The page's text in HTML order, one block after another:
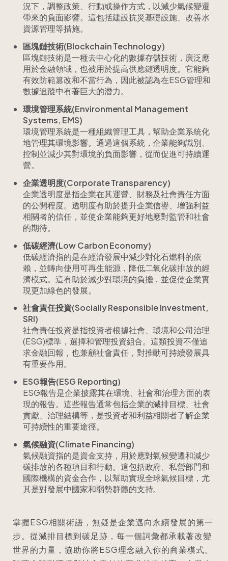
況下，調整政策、行動或操作方式，以減少氣候變遷
帶來的負面影響。這包括建設抗災基礎設施、改善水
資源管理等措施。
區塊鏈技術(Blockchain Technology)
區塊鏈技術是一種去中心化的數據存儲技術，廣泛應
用於金融領域，也被用於提高供應鏈透明度。它能夠
有效防範篡改和不當行為，因此被認為在ESG管理和
數據追蹤中有著巨大的潛力。
環境管理系統(Environmental Management
Systems, EMS)
環境管理系統是一種組織管理工具，幫助企業系統化
地管理其環境影響。通過這個系統，企業能夠識別、
控制並減少其對環境的負面影響，從而促進可持續運
營。
企業透明度(Corporate Transparency)
企業透明度是指企業在其運營、財務及社會責任方面
的公開程度。透明度有助於提升企業信譽、增強利益
相關者的信任，並使企業能夠更好地應對監管和社會
的期待。
低碳經濟(Low Carbon Economy)
低碳經濟指的是在經濟發展中減少對化石燃料的依
賴，並轉向使用可再生能源，降低二氧化碳排放的經
濟模式。這有助於減少對環境的負擔，並促使企業實
現更加綠色的發展。
社會責任投資(Socially Responsible Investment,
SRI)
社會責任投資是指投資者根據社會、環境和公司治理
(ESG)標準，選擇和管理投資組合。這類投資不僅追
求金融回報，也兼顧社會責任，對推動可持續發展具
有重要作用。
ESG報告(ESG Reporting)
ESG報告是企業披露其在環境、社會和治理方面的表
現的報告。這些報告通常包括企業的減排目標、社會
貢獻、治理結構等，是投資者和利益相關者了解企業
可持續性的重要途徑。
氣候融資(Climate Financing)
氣候融資指的是資金支持，用於應對氣候變遷和減少
碳排放的各種項目和行動。這包括政府、私營部門和
國際機構的資金合作，以幫助實現全球氣候目標，尤
其是對發展中國家和弱勢群體的支持。
掌握ESG相關術語，無疑是企業邁向永續發展的第一
步。從減排目標到碳足跡，每一個詞彙都承載著改變
世界的力量，協助你將ESG理念融入你的商業模式。